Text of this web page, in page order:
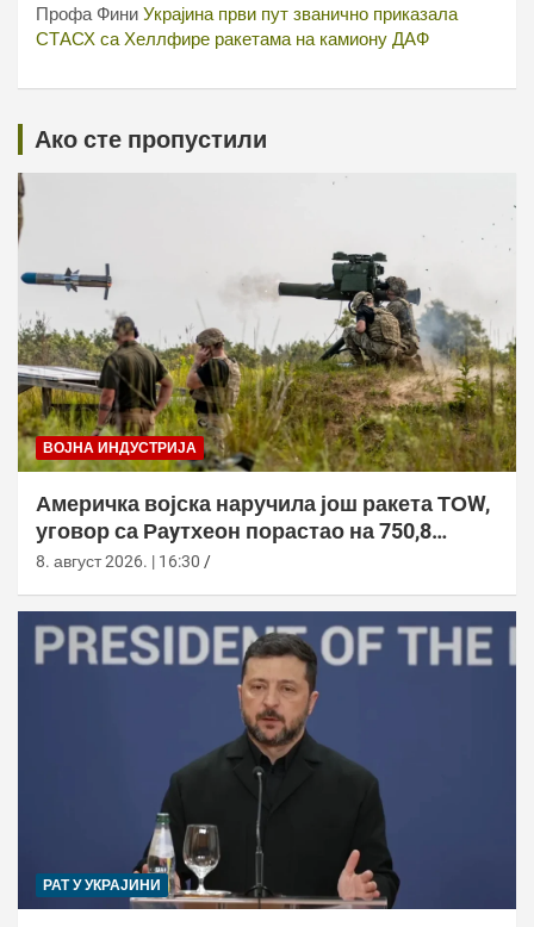
Профа Фини Украјина први пут званично приказала
СТАСХ са Хеллфире ракетама на камиону ДАФ
Ако сте пропустили
ВОЈНА ИНДУСТРИЈА
Америчка војска наручила још ракета ТОW,
уговор са Раyтхеон порастао на 750,8
милиона долара
8. август 2026. | 16:30
РАТ У УКРАЈИНИ